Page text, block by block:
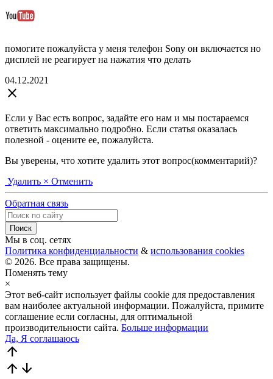
помогите пожалуйста у меня телефон Sony он включается но
дисплей не реагирует на нажатия что делать
04.12.2021
close
Если у Вас есть вопрос, задайте его нам и мы постараемся
ответить максимально подробно. Если статья оказалась
полезной - оцените ее, пожалуйста.
Вы уверены, что хотите удалить этот вопрос(комментарий)?
Удалить × Отменить
Обратная связь
Мы в соц. сетях
Политика конфиденциальности & использования cookies
© 2026. Все права защищены.
Поменять тему
×
Этот веб-сайт использует файлы cookie для предоставления
вам наиболее актуальной информации. Пожалуйста, примите
соглашение если согласны, для оптимальной
производительности сайта. Больше информации
Да, Я соглашаюсь
arrow_upward
arrow_upward arrow_downward